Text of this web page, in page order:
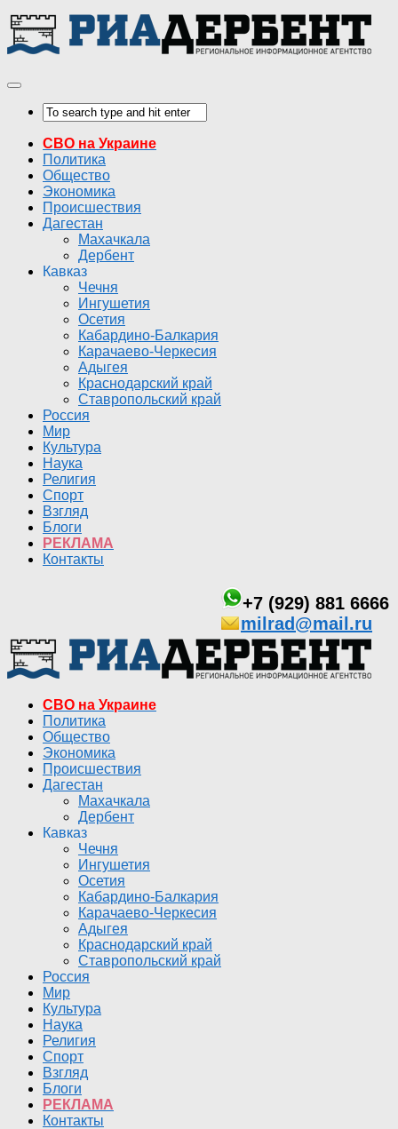
СВО на Украине
Политика
Общество
Экономика
Происшествия
Дагестан
Махачкала
Дербент
Кавказ
Чечня
Ингушетия
Осетия
Кабардино-Балкария
Карачаево-Черкесия
Адыгея
Краснодарский край
Ставропольский край
Россия
Мир
Культура
Наука
Религия
Спорт
Взгляд
Блоги
РЕКЛАМА
Контакты
+7 (929) 881 6666
milrad@mail.ru
СВО на Украине
Политика
Общество
Экономика
Происшествия
Дагестан
Махачкала
Дербент
Кавказ
Чечня
Ингушетия
Осетия
Кабардино-Балкария
Карачаево-Черкесия
Адыгея
Краснодарский край
Ставропольский край
Россия
Мир
Культура
Наука
Религия
Спорт
Взгляд
Блоги
РЕКЛАМА
Контакты